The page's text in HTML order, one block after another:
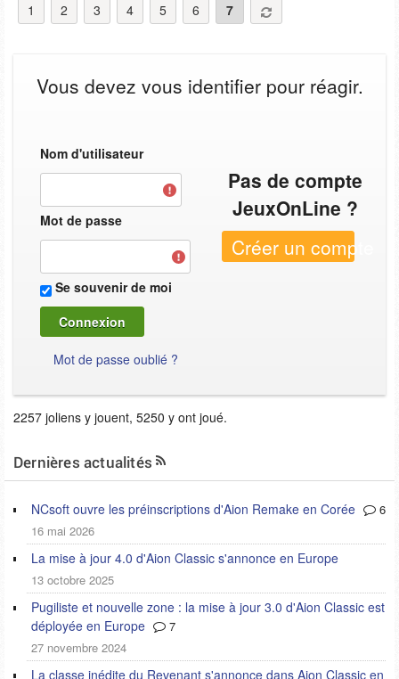
1 2 3 4 5 6 7
Vous devez vous identifier pour réagir.
Nom d'utilisateur
Mot de passe
Se souvenir de moi
Mot de passe oublié ?
Pas de compte
JeuxOnLine ?
Créer un compte
2257 joliens y jouent, 5250 y ont joué.
Dernières actualités
NCsoft ouvre les préinscriptions d'Aion Remake en Corée
6
16 mai 2026
La mise à jour 4.0 d'Aion Classic s'annonce en Europe
13 octobre 2025
Pugiliste et nouvelle zone : la mise à jour 3.0 d'Aion Classic est
déployée en Europe
7
27 novembre 2024
La classe inédite du Revenant s'annonce dans Aion Classic en